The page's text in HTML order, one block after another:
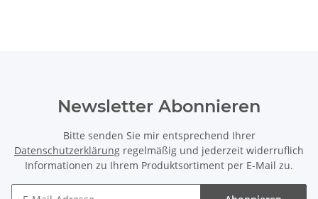
Bitte senden Sie mir entsprechend Ihrer
Datenschutzerklärungregelmäßig und jederzeit widerruflich
Informationen zu Ihrem Produktsortiment per E-Mail zu.